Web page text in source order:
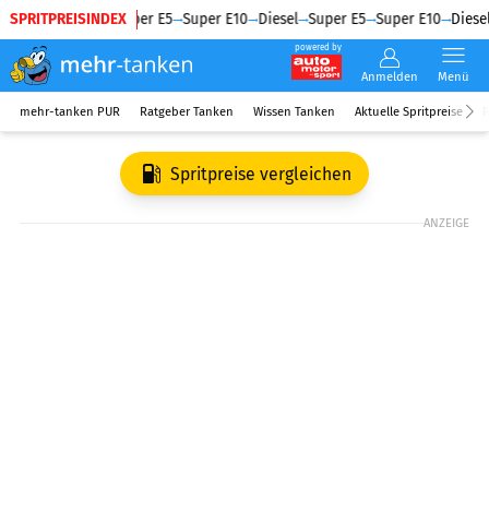
SPRITPREISINDEX
Diesel Super E5 Super E10 Diesel Super E5 Super E10 Diesel
powered by
Anmelden Menü
mehr-tanken PUR Ratgeber Tanken Wissen Tanken Aktuelle Spritpreise
Spritpreise vergleichen
ANZEIGE